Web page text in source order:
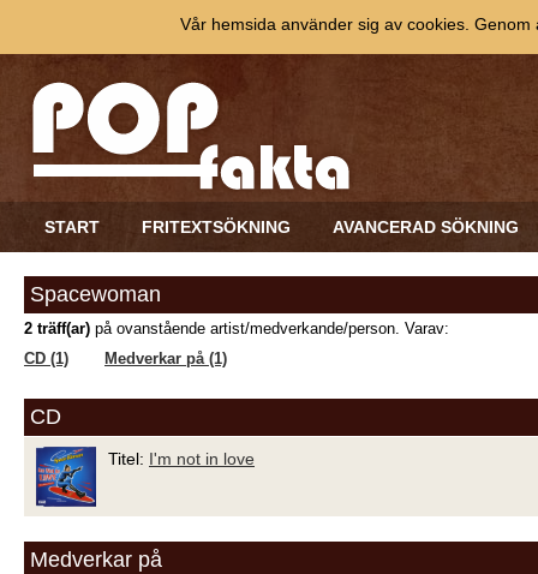
START FRITEXTSÖKNING AVANCERAD SÖKNING
Spacewoman
2 träff(ar) på ovanstående artist/medverkande/person. Varav:
CD (1)
Medverkar på (1)
CD
Titel: I'm not in love
Medverkar på
Vår hemsida använder sig av cookies.